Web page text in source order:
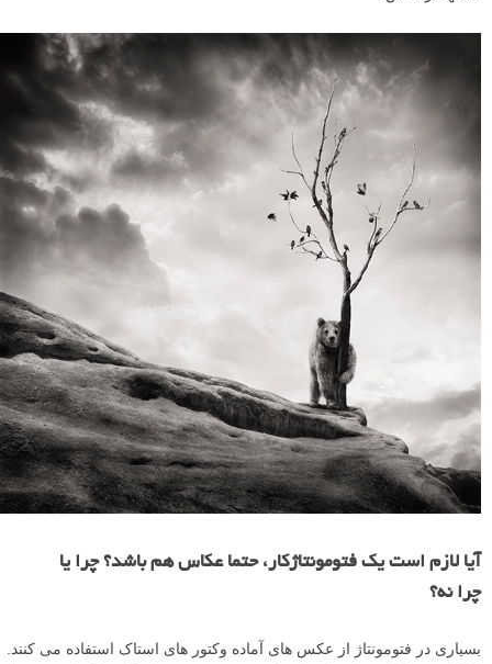
آیا لازم است یک فتومونتاژکار، حتما عکاس هم باشد؟ چرا یا
چرا نه؟
بسیارى در فتومونتاژ از عکس هاى آماده وکتور هاى استاک استفاده مى کنند.